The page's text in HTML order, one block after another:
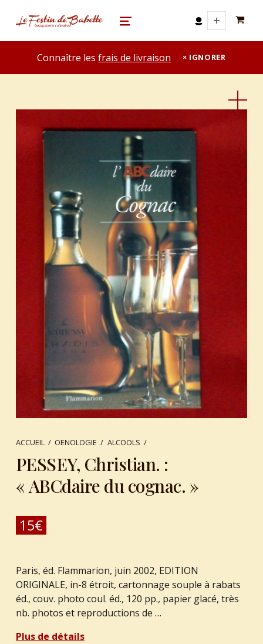
le festin de babette
"LE FESTIN DE BABETTE" – BOUQUINERIE GASTRONOMIQUE MENU
Connaître lesfrais de livraison IGNORER
ACCUEIL / OENOLOGIE / ALCOOLS /
PESSEY, Christian. :
« ABCdaire du cognac. »
15€
Paris, éd. Flammarion, juin 2002, EDITION
ORIGINALE, in-8 étroit, cartonnage souple à rabats
éd., couv. photo coul. éd., 120 pp., papier glacé, très
nb. photos et reproductions de …
Plus de détails